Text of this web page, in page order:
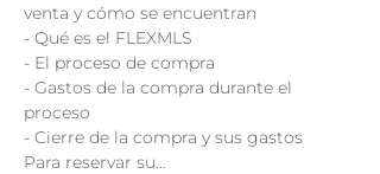
venta y cómo se encuentran
- Qué es el FLEXMLS
- El proceso de compra
- Gastos de la compra durante el
proceso
- Cierre de la compra y sus gastos
Para reservar su…